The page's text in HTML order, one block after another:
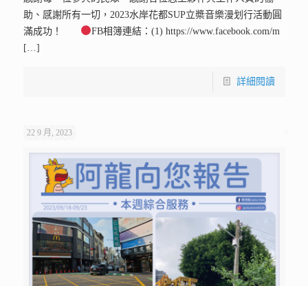
助、感謝所有一切，2023水岸花都SUP立槳音樂漫划行活動圓
滿成功！
FB相簿連結：(1) https://www.facebook.com/m
[…]
詳細閱讀
22 9 月, 2023